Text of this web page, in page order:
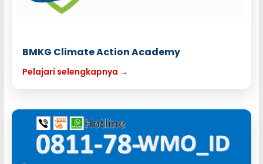
BMKG Climate Action Academy
Pelajari selengkapnya →